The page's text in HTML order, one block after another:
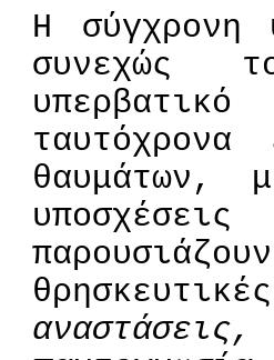
Η σύγχρονη
συνεχώς
ταυτόχρονα
θαυμάτων,